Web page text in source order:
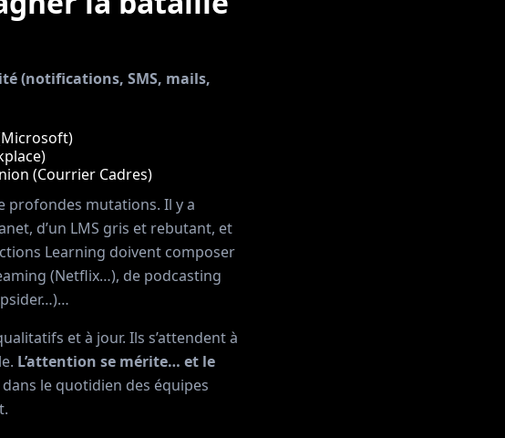
(notifications, SMS, mails,
(Courrier Cadres)
profondes mutations. Il y a
d’un LMS gris et rebutant, et
Learning doivent composer
(Netflix…), de podcasting
et à jour. Ils s’attendent à
L’attention se mérite… et le
dans le quotidien des équipes